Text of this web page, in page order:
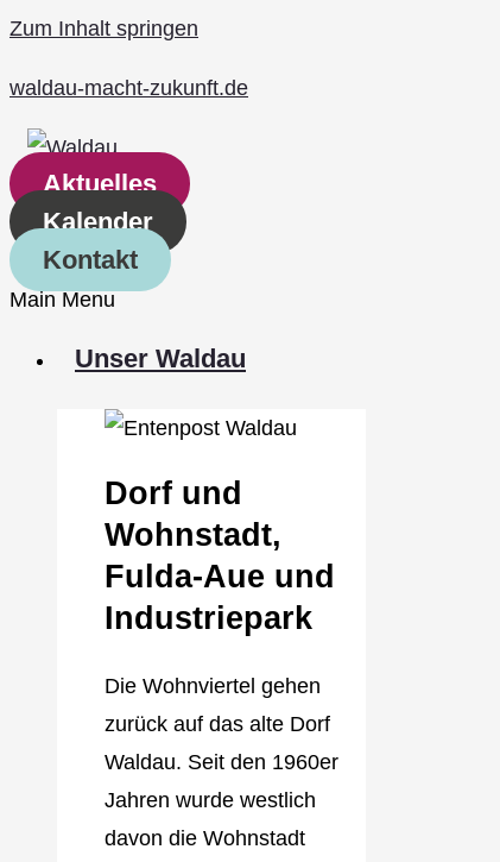
Zum Inhalt springen
waldau-macht-zukunft.de
Aktuelles
Kalender
Kontakt
Main Menu
Unser Waldau
Dorf und
Wohnstadt,
Fulda‐Aue und
Industriepark
Die Wohnviertel gehen
zurück auf das alte Dorf
Waldau. Seit den 1960er
Jahren wurde westlich
davon die Wohnstadt